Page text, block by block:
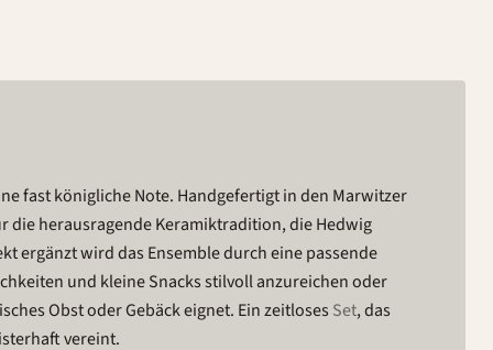
fast königliche Note. Handgefertigt in den Marwitzer
die herausragende Keramiktradition, die Hedwig
ergänzt wird das Ensemble durch eine passende
und kleine Snacks stilvoll anzureichen oder
Obst oder Gebäck eignet. Ein zeitloses Set, das
vereint.